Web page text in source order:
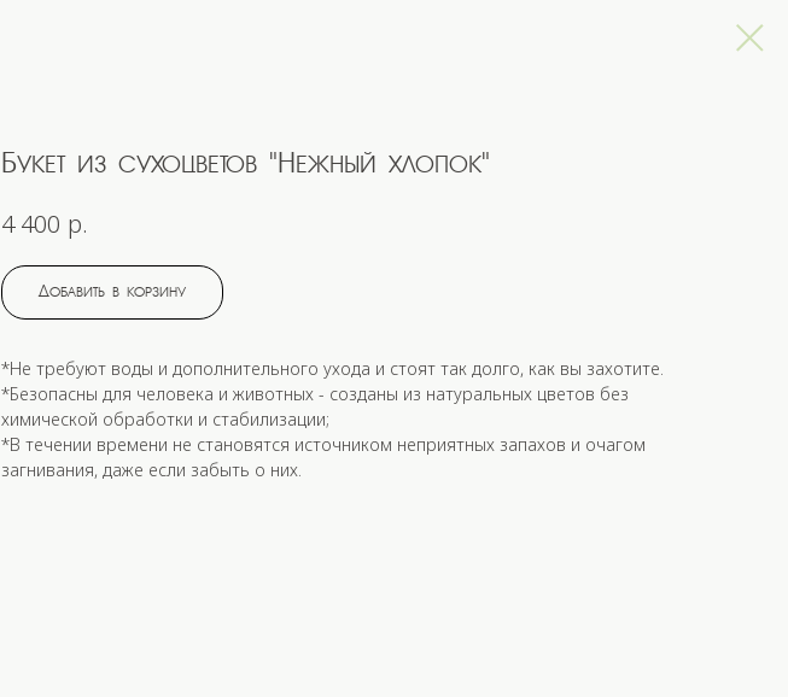
Букет из сухоцветов "Нежный хлопок"
4 400 р.
Добавить в корзину
*Не требуют воды и дополнительного ухода и стоят так долго, как вы захотите.
*Безопасны для человека и животных - созданы из натуральных цветов без
химической обработки и стабилизации;
*В течении времени не становятся источником неприятных запахов и очагом
загнивания, даже если забыть о них.